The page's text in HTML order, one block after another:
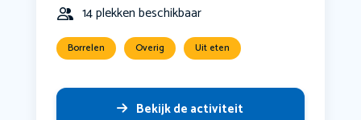
14 plekken beschikbaar
Borrelen Overig Uit eten
Bekijk de activiteit